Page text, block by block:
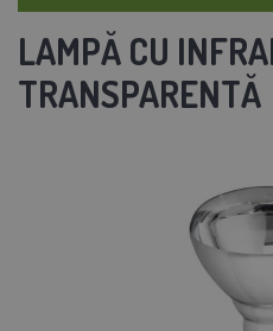
LAMPĂ CU
TRANSPARENTĂ